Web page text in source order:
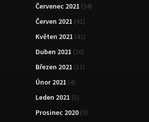
Červenec 2021 (34)
Červen 2021 (41)
Květen 2021 (41)
Duben 2021 (36)
Březen 2021 (11)
Únor 2021 (4)
Leden 2021 (5)
Prosinec 2020 (3)